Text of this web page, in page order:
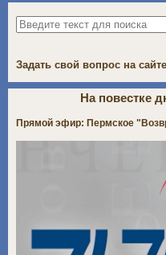
Задать свой вопрос на сайте
На повестке
Прямой эфир: Пермское